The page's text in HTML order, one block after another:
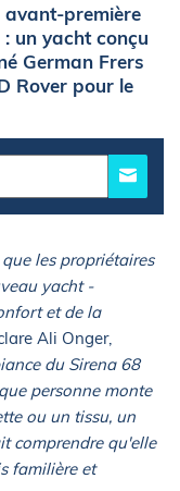
avant-première
un yacht conçu
German Frers
Rover pour le
les propriétaires
yacht -
et de la
Ali Onger,
du Sirena 68
personne monte
ou un tissu, un
comprendre qu'elle
familière et